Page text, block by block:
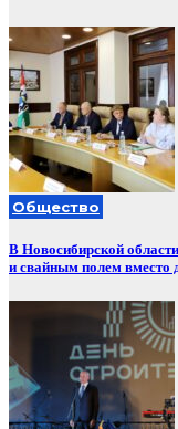
Общество
В Новосибирской
и свайным полем вместо